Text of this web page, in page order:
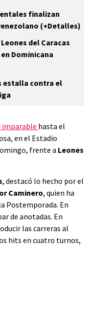
finalizan
(+Detalles)
del Caracas
Dominicana
estalla contra el
imparable hasta el
en el Estadio
frente a Leones
, destacó lo hecho por el
Caminero, quien ha
Postemporada. En
de anotadas. En
las carreras al
hits en cuatro turnos,